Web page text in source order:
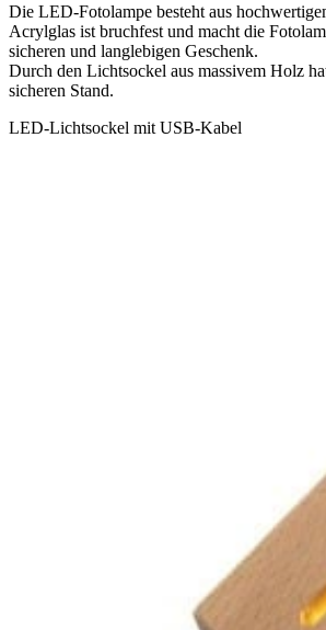
Die LED-Fotolampe besteht aus
Acrylglas ist bruchfest und macht die
sicheren und langlebigen Geschenk.
Durch den Lichtsockel aus massivem Holz
sicheren Stand.
LED-Lichtsockel mit USB-Kabel